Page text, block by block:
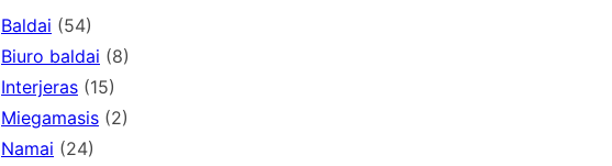
Baldai (54)
Biuro baldai (8)
Interjeras (15)
Miegamasis (2)
Namai (24)